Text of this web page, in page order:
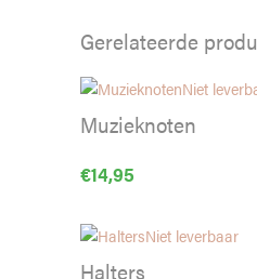
Gerelateerde
Niet
Muzieknoten
€14,95
Niet leverbaar
Halters